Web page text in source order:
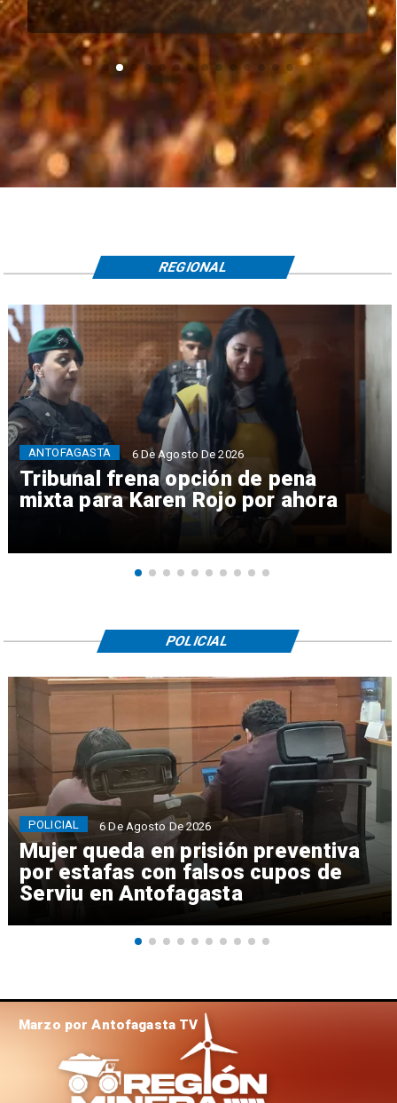
Tribunal frena opción de pena
mixta para Karen Rojo por ahora
ANTOFAGASTA 6 De Agosto De 2026
REGIONAL
Mujer queda en prisión preventiva
por estafas con falsos cupos de
Serviu en Antofagasta
POLICIAL 6 De Agosto De 2026
POLICIAL
Marzo por Antofagasta TV